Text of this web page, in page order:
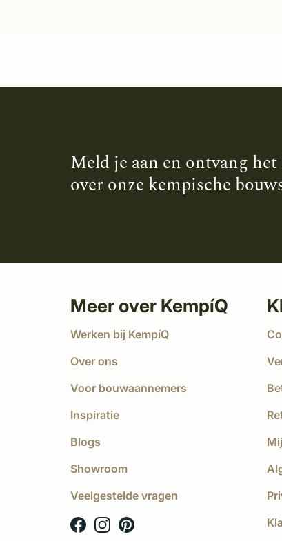
Meld je aan en ontvang
over onze kempische
Meer over KempíQ
Werken bij KempíQ
Over ons
Voor bouwaannemers
Inspiratie
Blogs
Showroom
Veelgestelde vragen